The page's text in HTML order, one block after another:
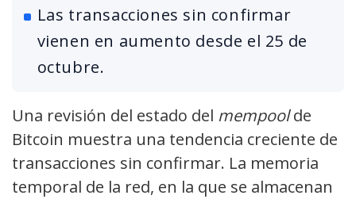
Las transacciones sin confirmar
vienen en aumento desde el 25 de
octubre.
Una revisión del estado del mempoolde
Bitcoin muestra una tendencia creciente de
transacciones sin confirmar. La memoria
temporal de la red, en la que se almacenan